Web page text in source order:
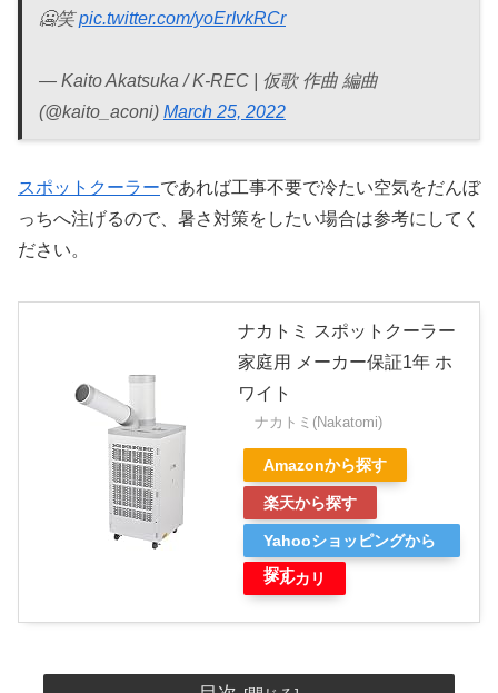
🥶笑pic.twitter.com/yoErIvkRCr
— Kaito Akatsuka / K-REC | 仮歌 作曲 編曲
(@kaito_aconi) March 25, 2022
スポットクーラーであれば工事不要で冷たい空気をだんぼ
っちへ注げるので、暑さ対策をしたい場合は参考にしてく
ださい。
ナカトミ スポットクーラー
家庭用 メーカー保証1年 ホ
ワイト
ナカトミ(Nakatomi)
Amazonから探す
楽天から探す
Yahooショッピングから
探す
メルカリ